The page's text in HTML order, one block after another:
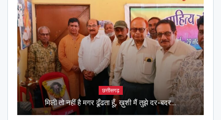
छत्तीसगढ़
मिली तो नहीं है मगर ढूँढता हूँ, ख़ुशी मैं तुझे दर-बदर…